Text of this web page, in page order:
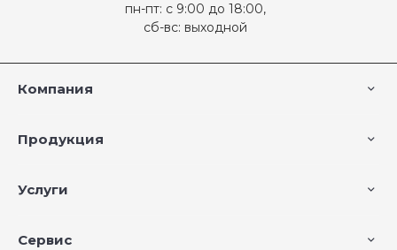
пн-пт: с 9:00 до 18:00,
сб-вс: выходной
Компания
Продукция
Услуги
Сервис